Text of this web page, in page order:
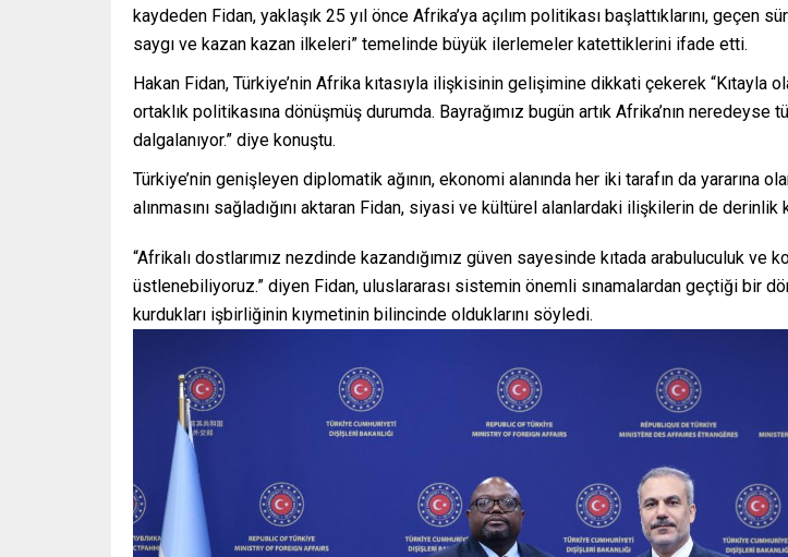
kaydeden Fidan, yaklaşık 25 yıl önce Afrika’ya açılım politikası başlattıklarını, geçen
saygı ve kazan kazan ilkeleri” temelinde büyük ilerlemeler katettiklerini ifade etti.
Hakan Fidan, Türkiye’nin Afrika kıtasıyla ilişkisinin gelişimine dikkati çekerek “Kıtayla
ortaklık politikasına dönüşmüş durumda. Bayrağımız bugün artık Afrika’nın neredeyse
dalgalanıyor.” diye konuştu.
Türkiye’nin genişleyen diplomatik ağının, ekonomi alanında her iki tarafın da yararına
alınmasını sağladığını aktaran Fidan, siyasi ve kültürel alanlardaki ilişkilerin de derinlik
“Afrikalı dostlarımız nezdinde kazandığımız güven sayesinde kıtada arabuluculuk ve
üstlenebiliyoruz.” diyen Fidan, uluslararası sistemin önemli sınamalardan geçtiği bir
kurdukları işbirliğinin kıymetinin bilincinde olduklarını söyledi.